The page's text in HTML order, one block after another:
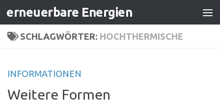
Zum Inhalt springen
erneuerbare Energien
SCHLAGWÖRTER: HOCHTHERMISCHE
INFORMATIONEN
Weitere Formen